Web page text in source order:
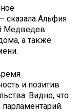
сказала Альфия
Медведев
а также
и позитив
Видно, что